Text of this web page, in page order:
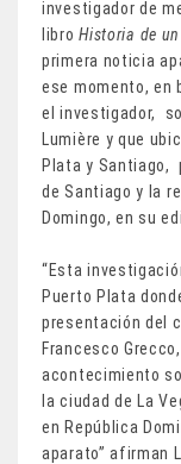
investigador de
libroHistoria de
primera noticia
ese momento, en
el investigador,
Lumière y que
Plata y Santiago,
de Santiago y la
Domingo, en su
“Esta
Puerto Plata
presentación del
Francesco
acontecimiento
la ciudad de La
en República
aparato” afirman